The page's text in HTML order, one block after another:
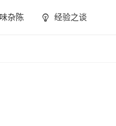
杂陈 经验之谈